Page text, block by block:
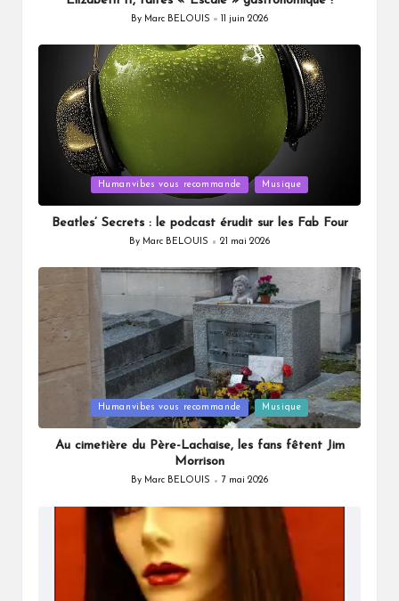
Posted
By Marc BELOUIS 11 juin 2026
in
Humanvibes vous recommande Musique
Beatles’ Secrets : le podcast érudit sur les Fab Four
Posted
By Marc BELOUIS 21 mai 2026
in
Humanvibes vous recommande Musique
Au cimetière du Père-Lachaise, les fans fêtent Jim
Morrison
Posted
By Marc BELOUIS 7 mai 2026